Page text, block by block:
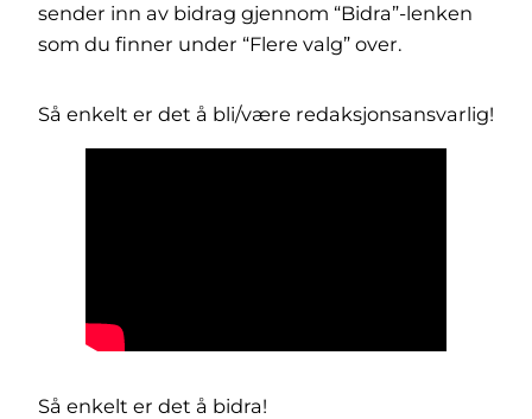
sender inn av bidrag gjennom “Bidra”-lenken
som du finner under “Flere valg” over.
Så enkelt er det å bli/være redaksjonsansvarlig!
Så enkelt er det å bidra!